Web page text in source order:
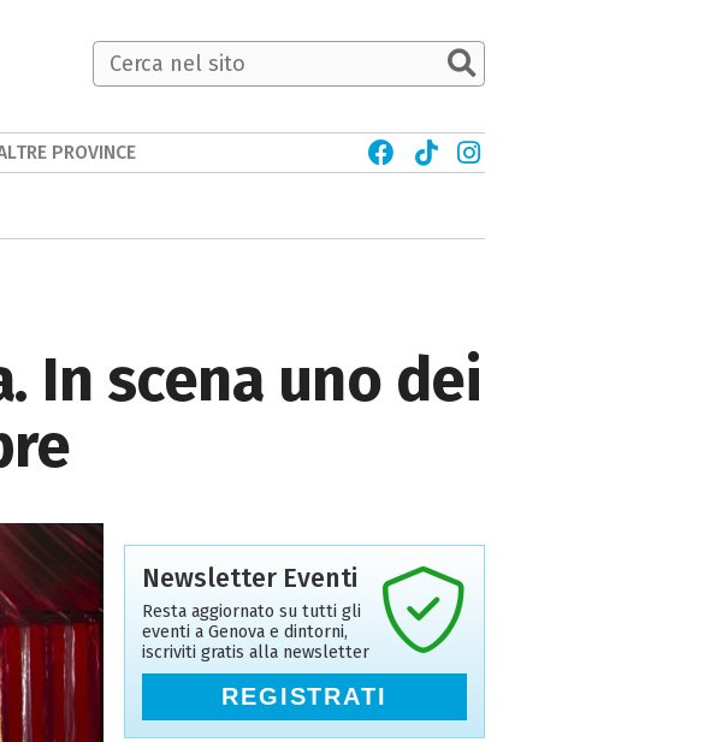
In scena uno dei
Newsletter Eventi
Resta aggiornato su tutti gli
eventi a Genova e dintorni,
iscriviti gratis alla newsletter
REGISTRATI
PROVINCE